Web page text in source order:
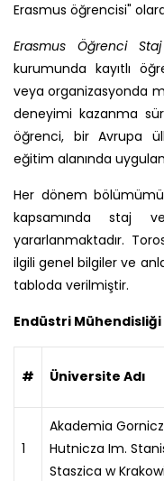
Erasmus öğrencisi"
Erasmus Öğrenci
kurumunda kayıtlı
veya organizasyonda
deneyimi kazanma
öğrenci, bir Avrupa
eğitim alanında
Her dönem
kapsamında staj
yararlanmaktadır.
ilgili genel bilgiler ve
tabloda verilmiştir.
Endüstri
# Üniversite Adı
1
Akademia
Hutnicza Im.
Staszica w